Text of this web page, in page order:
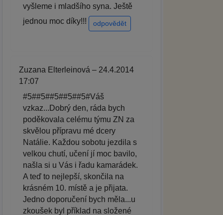
vyšleme i mladšího syna. Ještě
jednou moc díky!!!
odpovědět
Zuzana Elterleinová – 24.4.2014
17:07
#5##5##5##5##5#Váš
vzkaz...Dobrý den, ráda bych
poděkovala celému týmu ZN za
skvělou přípravu mé dcery
Natálie. Každou sobotu jezdila s
velkou chutí, učení jí moc bavilo,
našla si u Vás i řadu kamarádek.
A teď to nejlepší, skončila na
krásném 10. místě a je přijata.
Jedno doporučení bych měla...u
zkoušek byl příklad na složené